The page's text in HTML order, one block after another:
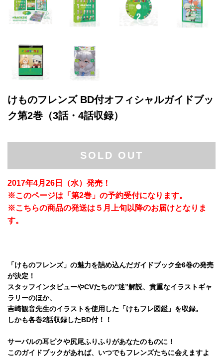
けものフレンズ BD付オフィシャルガイドブッ
ク第2巻（3話・4話収録）
SOLD OUT
2017年4月26日（水）発売！
※このページは「第2巻」の予約受付になります。
※こちらの商品の発送は５月上旬以降のお届けとなりま
す。
「けものフレンズ」の魅力を詰め込んだガイドブック全6巻の発売
が決定！
スタッフインタビューやCVたちの“迷”解説、貴重なイラストギャ
ラリーのほか、
吉崎観音先生のイラストを使用した「けもフレ図鑑」を収録。
しかも各巻2話収録したBD付！！
サーバルの耳ピクや尻尾ふりふりがあなたのものに！
このガイドブックがあれば、いつでもフレンズたちに会えますよ